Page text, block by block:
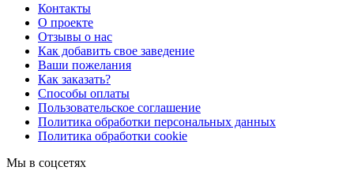
Контакты
О проекте
Отзывы о нас
Как добавить свое заведение
Ваши пожелания
Как заказать?
Способы оплаты
Пользовательское соглашение
Политика обработки персональных данных
Политика обработки cookie
Мы в соцсетях